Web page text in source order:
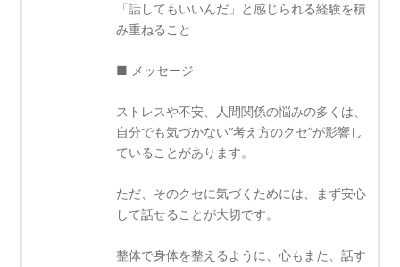
「話してもいいんだ」と感じられる経験を積
み重ねること
■ メッセージ
ストレスや不安、人間関係の悩みの多くは、
自分でも気づかない“考え方のクセ”が影響し
ていることがあります。
ただ、そのクセに気づくためには、まず安心
して話せることが大切です。
整体で身体を整えるように、心もまた、話す